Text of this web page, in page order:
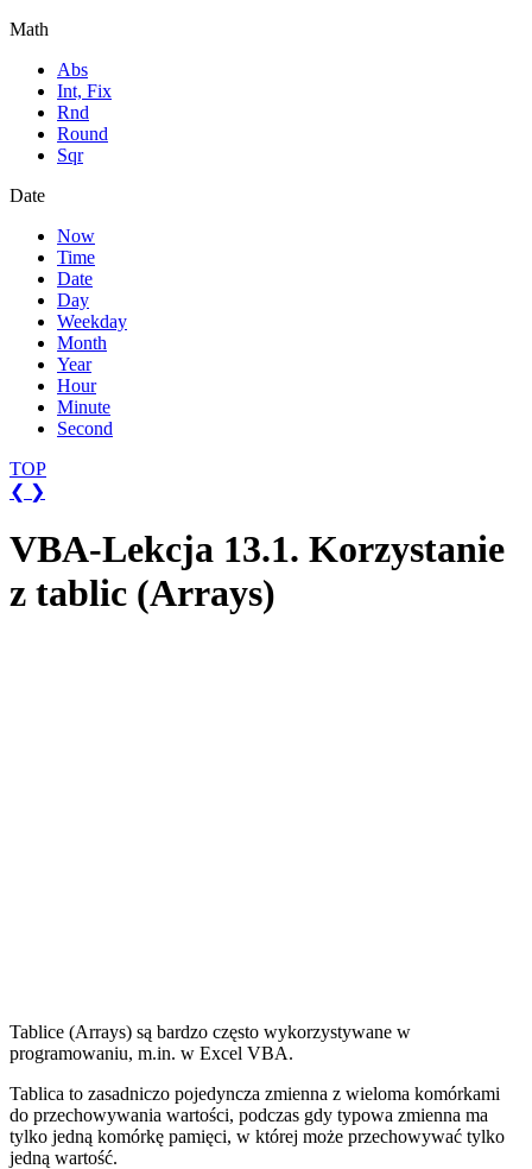
Math
Abs
Int, Fix
Rnd
Round
Sqr
Date
Now
Time
Date
Day
Weekday
Month
Year
Hour
Minute
Second
TOP
❮ ❯
VBA-Lekcja 13.1. Korzystanie
z tablic (Arrays)
Tablice (Arrays) są bardzo często wykorzystywane w
programowaniu, m.in. w Excel VBA.
Tablica to zasadniczo pojedyncza zmienna z wieloma komórkami
do przechowywania wartości, podczas gdy typowa zmienna ma
tylko jedną komórkę pamięci, w której może przechowywać tylko
jedną wartość.